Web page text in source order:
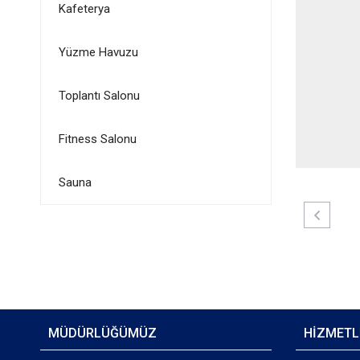
Kafeterya
Yüzme Havuzu
Toplantı Salonu
Fitness Salonu
Sauna
MÜDÜRLÜĞÜMÜZ